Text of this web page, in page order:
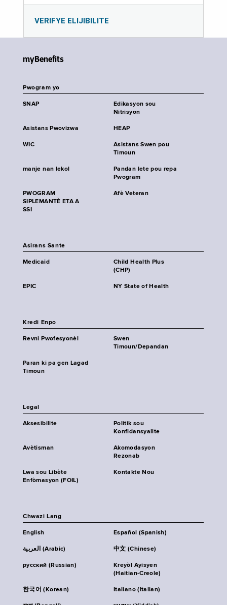
VERIFYE ELIJIBILITE
myBenefits
Pwogram yo
SNAP
Edikasyon sou
Nitrisyon
Asistans Pwovizwa HEAP
WIC
Asistans Swen pou
Timoun
manje nan lekol
Pandan lete pou repa
Pwogram
PWOGRAM
SIPLEMANTÈ ETA A
SSI
Afè Veteran
Asirans Sante
Medicaid
Child Health Plus
(CHP)
EPIC NY State of Health
Kredi Enpo
Revni Pwofesyonèl
Swen
Timoun/Depandan
Paran ki pa gen Lagad
Timoun
Legal
Aksesibilite
Politik sou
Konfidansyalite
Avètisman
Akomodasyon
Rezonab
Lwa sou Libète
Enfòmasyon (FOIL)
Kontakte Nou
Chwazi Lang
English Español (Spanish)
العربية (Arabic) 中文 (Chinese)
русский (Russian)
Kreyòl Ayisyen
(Haitian-Creole)
한국어 (Korean) Italiano (Italian)